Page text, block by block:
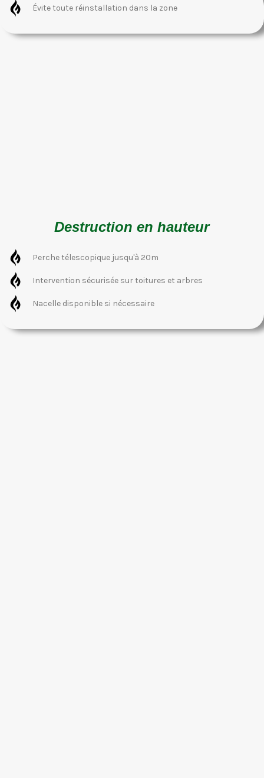
Évite toute réinstallation dans la zone
Destruction en hauteur
Perche télescopique jusqu'à 20m
Intervention sécurisée sur toitures et arbres
Nacelle disponible si nécessaire